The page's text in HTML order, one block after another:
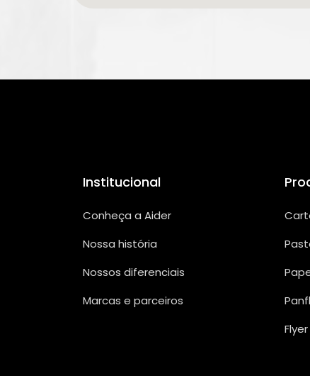
Institucional
Conheça a Aider
Nossa história
Nossos diferenciais
Marcas e parceiros